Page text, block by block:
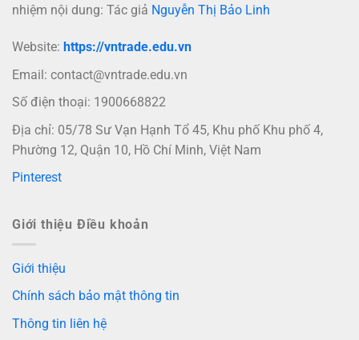
nhiệm nội dung: Tác giả Nguyễn Thị Bảo Linh
Website: https://vntrade.edu.vn
Email: contact@vntrade.edu.vn
Số điện thoại: 1900668822
Địa chỉ: 05/78 Sư Vạn Hạnh Tổ 45, Khu phố Khu phố 4,
Phường 12, Quận 10, Hồ Chí Minh, Việt Nam
Pinterest
Giới thiệu Điều khoản
Giới thiệu
Chính sách bảo mật thông tin
Thông tin liên hệ